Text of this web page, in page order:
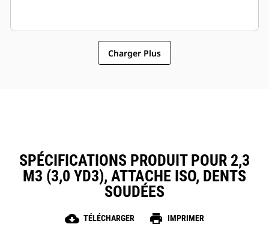
Charger Plus
SPÉCIFICATIONS PRODUIT POUR 2,3
M3 (3,0 YD3), ATTACHE ISO, DENTS
SOUDÉES
cloud_download TÉLÉCHARGER print IMPRIMER